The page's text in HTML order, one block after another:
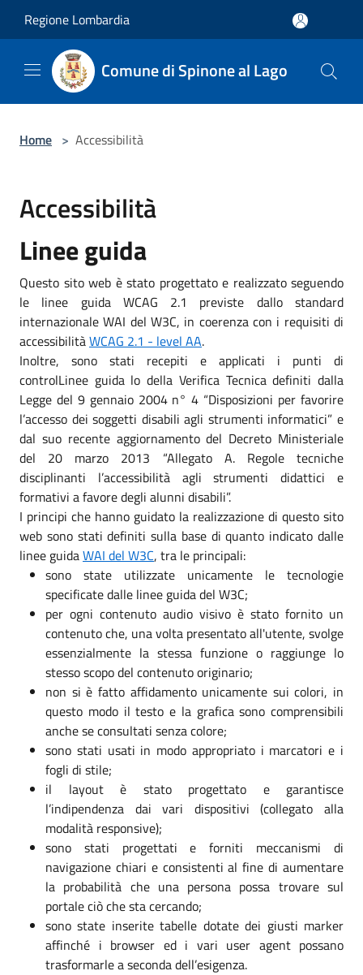
Regione Lombardia
Comune di Spinone al Lago
Home > Accessibilità
Accessibilità
Linee guida
Questo sito web è stato progettato e realizzato seguendo
le linee guida WCAG 2.1 previste dallo standard
internazionale WAI del W3C, in coerenza con i requisiti di
accessibilitàWCAG 2.1 - level AA.
Inoltre, sono stati recepiti e applicati i punti di
controlLinee guida lo della Verifica Tecnica definiti dalla
Legge del 9 gennaio 2004 n° 4 “Disposizioni per favorire
l’accesso dei soggetti disabili agli strumenti informatici” e
dal suo recente aggiornamento del Decreto Ministeriale
del 20 marzo 2013 “Allegato A. Regole tecniche
disciplinanti l’accessibilità agli strumenti didattici e
formativi a favore degli alunni disabili”.
I principi che hanno guidato la realizzazione di questo sito
web sono stati definiti sulla base di quanto indicato dalle
linee guidaWAI del W3C, tra le principali:
sono state utilizzate unicamente le tecnologie
specificate dalle linee guida del W3C;
per ogni contenuto audio visivo è stato fornito un
contenuto che, una volta presentato all'utente, svolge
essenzialmente la stessa funzione o raggiunge lo
stesso scopo del contenuto originario;
non si è fatto affidamento unicamente sui colori, in
questo modo il testo e la grafica sono comprensibili
anche se consultati senza colore;
sono stati usati in modo appropriato i marcatori e i
fogli di stile;
il layout è stato progettato e garantisce
l’indipendenza dai vari dispositivi (collegato alla
modalità responsive);
sono stati progettati e forniti meccanismi di
navigazione chiari e consistenti al fine di aumentare
la probabilità che una persona possa trovare sul
portale ciò che sta cercando;
sono state inserite tabelle dotate dei giusti marker
affinché i browser ed i vari user agent possano
trasformarle a seconda dell’esigenza.